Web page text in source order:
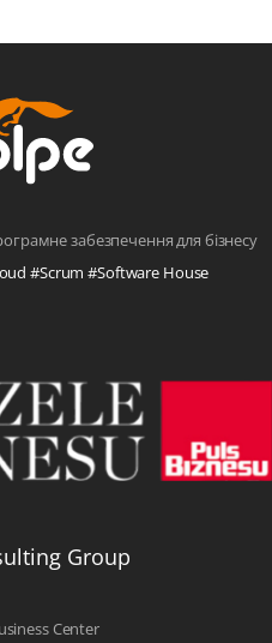
забезпечення для бізнесу
#Scrum #Software House
Group
Center